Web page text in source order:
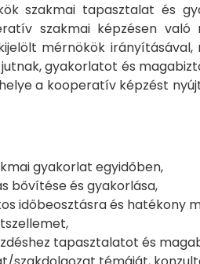
szakmai tapasztalat és
szakmai képzésen
mérnökök
gyakorlatot és
a kooperatív képzést
gyakorlat egyidőben,
bővítése és gyakorlása,
időbeosztásra és hatékony
tapasztalatot és